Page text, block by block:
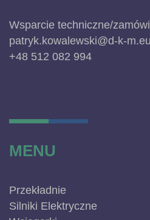
Wsparcie techniczne/
patryk.kowalewski@d-k-m.eu
+48 512 082 994
MENU
Przekładnie
Silniki Elektryczne